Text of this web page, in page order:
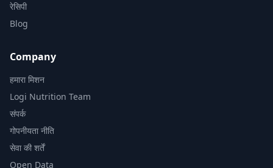
रेसिपी
Blog
Company
हमारा मिशन
Logi Nutrition Team
संपर्क
गोपनीयता नीति
सेवा की शर्तें
Open Data